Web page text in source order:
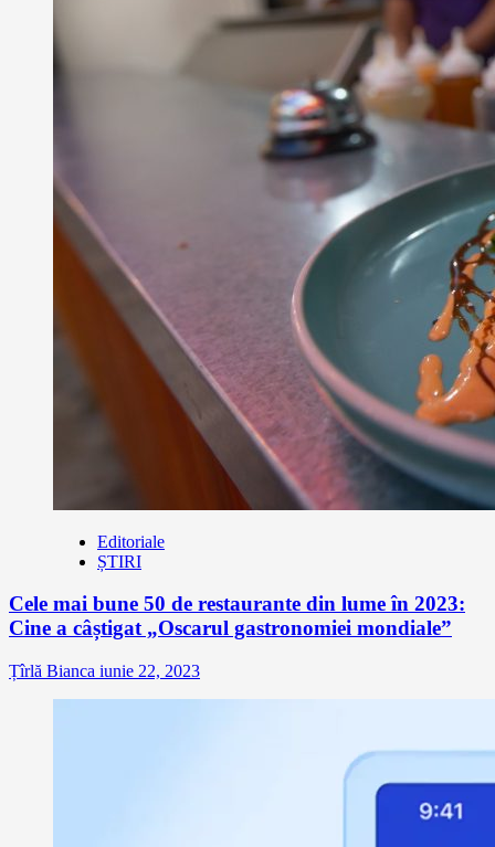
Editoriale
ȘTIRI
Cele mai bune 50 de restaurante din lume în 2023:
Cine a câștigat „Oscarul gastronomiei mondiale”
Țîrlă Bianca iunie 22, 2023